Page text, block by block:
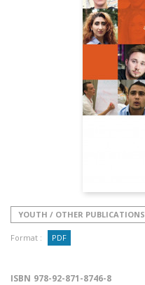
YOUTH / OTHER PUBLICATIONS
Format : PDF
ISBN 978-92-871-8746-8